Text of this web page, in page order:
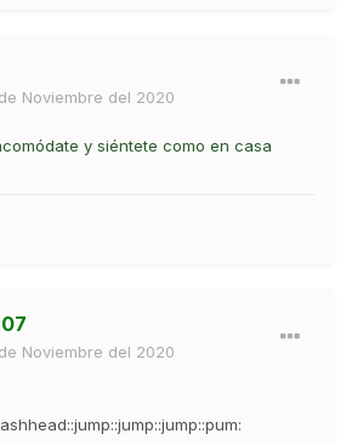
Noviembre del 2020
y siéntete como en casa
Noviembre del 2020